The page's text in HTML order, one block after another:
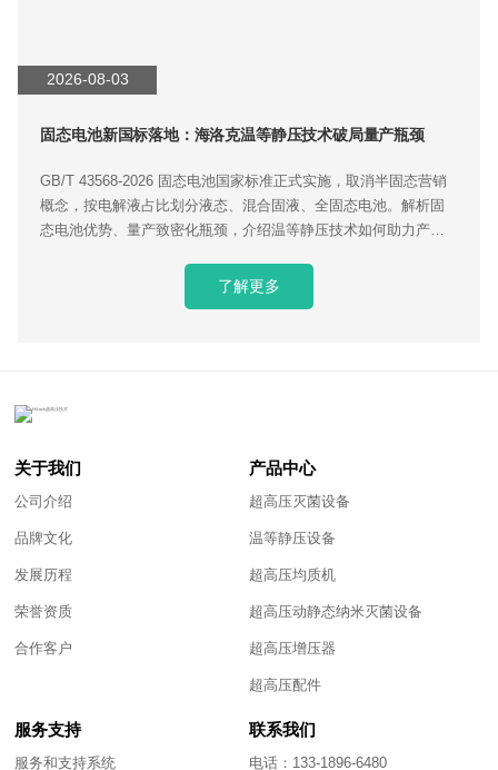
2026-08-03
固态电池新国标落地：海洛克温等静压技术破局量产瓶颈
GB/T 43568‑2026 固态电池国家标准正式实施，取消半固态营销
概念，按电解液占比划分液态、混合固液、全固态电池。解析固
态电池优势、量产致密化瓶颈，介绍温等静压技术如何助力产业
了解更多
关于我们
公司介绍
品牌文化
发展历程
荣誉资质
合作客户
产品中心
超高压灭菌设备
温等静压设备
超高压均质机
超高压动静态纳米灭菌设备
超高压增压器
超高压配件
服务支持
服务和支持系统
联系我们
电话：133-1896-6480